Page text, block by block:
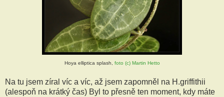
Hoya elliptica splash, foto (c) Martin Hetto
Na tu jsem zíral víc a víc, až jsem zapomněl na H.griffithii
(alespoň na krátký čas) Byl to přesně ten moment, kdy máte